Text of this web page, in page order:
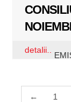
detalii..
← 1